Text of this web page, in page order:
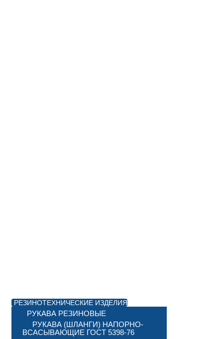
РЕЗИНОТЕХНИЧЕСКИЕ ИЗДЕЛИЯ
РУКАВА РЕЗИНОВЫЕ
РУКАВА (ШЛАНГИ) НАПОРНО-
ВСАСЫВАЮЩИЕ ГОСТ 5398-76